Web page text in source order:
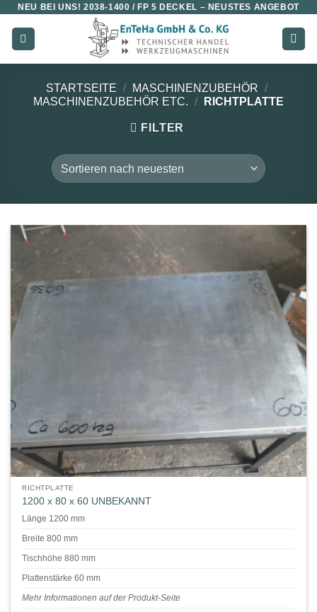
Zum
Inhalt
springen
NEU BEI UNS!2038-1400 / FP 5 DECKEL – NEUSTES ANGEBOT
STARTSEITE / MASCHINENZUBEHÖR /
MASCHINENZUBEHÖR ETC. / RICHTPLATTE
FILTER
RICHTPLATTE
1200 x 80 x 60 UNBEKANNT
Länge 1200 mm
Breite 800 mm
Tischhöhe 880 mm
Plattenstärke 60 mm
Mehr Informationen auf der Produkt-Seite